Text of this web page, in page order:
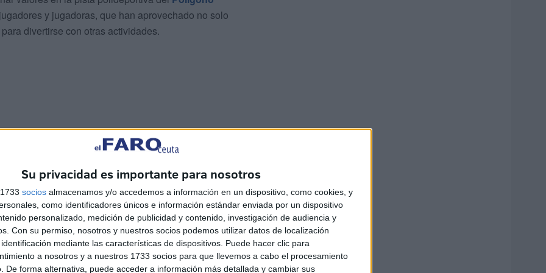
Su privacidad es importante para nosotros
socios almacenamos y/o accedemos a información en un dispositivo, como cookies, y
como identificadores únicos e información estándar enviada por un dispositivo
personalizado, medición de publicidad y contenido, investigación de audiencia y
Con su permiso, nosotros y nuestros socios podemos utilizar datos de localización
mediante las características de dispositivos. Puede hacer clic para
a nosotros y a nuestros 1733 socios para que llevemos a cabo el procesamiento
De forma alternativa, puede acceder a información más detallada y cambiar sus
y jugadoras, que han aprovechado no solo
divertirse con otras actividades.
básicos de fútbol-sala pero también ha habido
Igualmente siendo una época como el verano, el
deleitar a todos los participantes.
y han podido estar todos los padres y madres de los
el recuerdo y se pudo realizar la última sesión.